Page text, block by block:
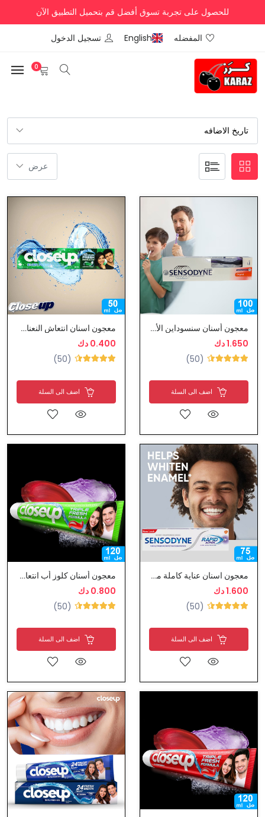
للحصول على تجربة تسوق أفضل قم بتحميل التطبيق الآن
المفضله English تسجيل الدخول
0
معجون أسنان سنسوداين الأصلي مع فرشاة أسنان
1.650 دك
(50)
اضف الى السلة
معجون اسنان انتعاش النعناع من كلوس اب
0.400 دك
(50)
اضف الى السلة
معجون اسنان عناية كاملة مع تبيض الاسنان من سنسوادين
1.600 دك
(50)
اضف الى السلة
معجون أسنان كلوز أب انتعاش اضافي
0.800 دك
(50)
اضف الى السلة